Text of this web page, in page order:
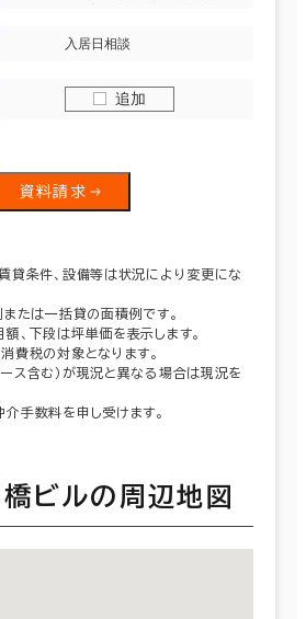
入居日相談
追加
資料請求
貸条件、設備等は状況により変更にな
または一括貸の面積例です。
、下段は坪単価を表示します。
費税の対象となります。
ス含む）が現況と異なる場合は現況を
手数料を申し受けます。
橋ビルの周辺地図